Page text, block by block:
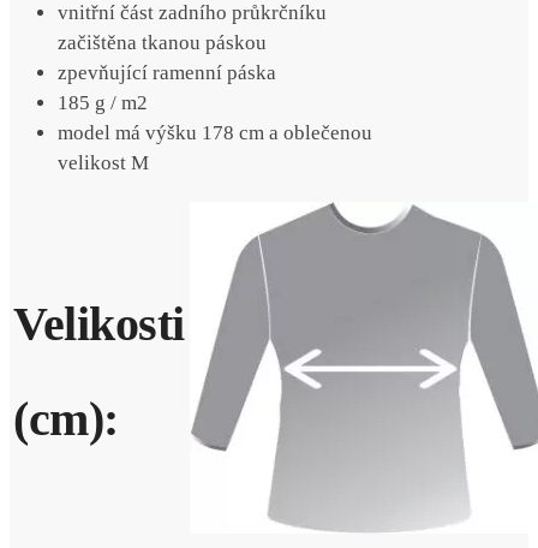
vnitřní část zadního průkrčníku
začištěna tkanou páskou
zpevňující ramenní páska
185 g / m2
model má výšku 178 cm a oblečenou
velikost M
Velikosti
(cm):